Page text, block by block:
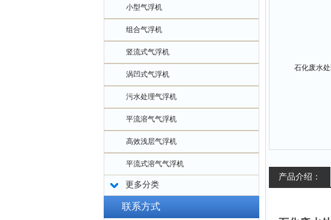
小型气浮机
组合气浮机
竖流式气浮机
涡凹式气浮机
污水处理气浮机
平流溶气气浮机
高效浅层气浮机
平流式溶气气浮机
更多分类
联系方式
产品介绍：